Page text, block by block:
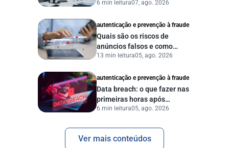
6 min leitura07, ago. 2026
autenticação e prevenção à fraude
Quais são os riscos de
anúncios falsos e como
proteger seu negócio?
13 min leitura05, ago. 2026
autenticação e prevenção à fraude
Data breach: o que fazer nas
primeiras horas após
vazamento de dados?
6 min leitura05, ago. 2026
Ver mais conteúdos